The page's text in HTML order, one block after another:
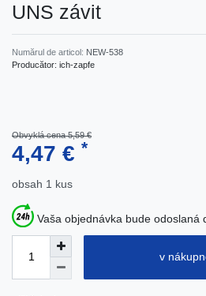
UNS závit
Numărul de articol: NEW-538
Producător: ich-zapfe
Obvyklá cena 5,59 €
4,47 € *
obsah 1 kus
Vaša objednávka bude odoslaná
v